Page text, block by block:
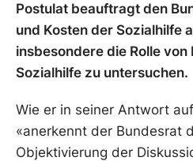
Postulat beauftragt den
und Kosten der Sozialhilfe
insbesondere die Rolle
Sozialhilfe zu untersuchen.
Wie er in seiner Antwort
«anerkennt der Bundesrat
Objektivierung der